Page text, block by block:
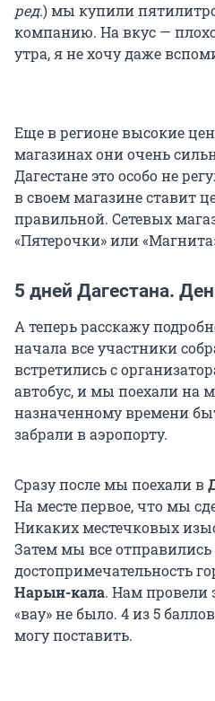
ред.) мы купили
компанию. На вкус —
утра, я не хочу даже
Еще в регионе высокие
магазинах они очень
Дагестане это особо не
в своем магазине ставит
правильной. Сетевых
«Пятерочки» или
5 дней Дагестана.
А теперь расскажу
начала все участники
встретились с
автобус, и мы поехали на
назначенному времени
забрали в аэропорту.
Сразу после мы поехали в
На месте первое, что мы
Никаких местечковых
Затем мы все
достопримечательность
Нарын-кала. Нам провели
«вау» не было. 4 из 5
могу поставить.